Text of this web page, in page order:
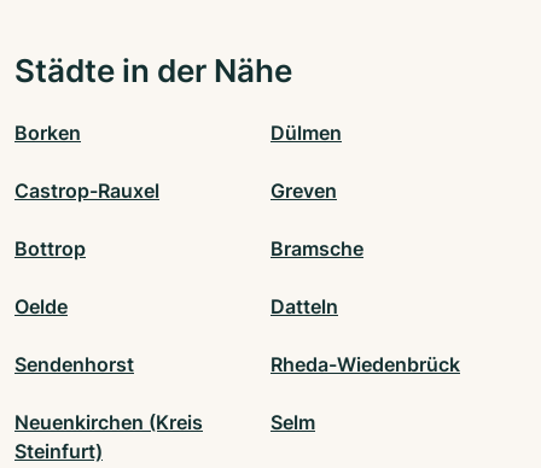
Städte in der Nähe
Borken Dülmen
Castrop-Rauxel Greven
Bottrop Bramsche
Oelde Datteln
Sendenhorst Rheda-Wiedenbrück
Neuenkirchen (Kreis
Steinfurt)
Selm